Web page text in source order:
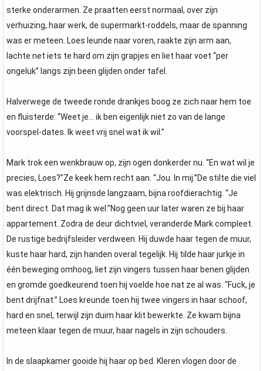
sterke onderarmen. Ze praatten eerst normaal, over zijn
verhuizing, haar werk, de supermarkt-roddels, maar de spanning
was er meteen. Loes leunde naar voren, raakte zijn arm aan,
lachte net iets te hard om zijn grapjes en liet haar voet “per
ongeluk” langs zijn been glijden onder tafel.
Halverwege de tweede ronde drankjes boog ze zich naar hem toe
en fluisterde: “Weet je… ik ben eigenlijk niet zo van de lange
voorspel-dates. Ik weet vrij snel wat ik wil.”
Mark trok een wenkbrauw op, zijn ogen donkerder nu. “En wat wil je
precies, Loes?”Ze keek hem recht aan. “Jou. In mij.”De stilte die viel
was elektrisch. Hij grijnsde langzaam, bijna roofdierachtig. “Je
bent direct. Dat mag ik wel.”Nog geen uur later waren ze bij haar
appartement. Zodra de deur dichtviel, veranderde Mark compleet.
De rustige bedrijfsleider verdween. Hij duwde haar tegen de muur,
kuste haar hard, zijn handen overal tegelijk. Hij tilde haar jurkje in
één beweging omhoog, liet zijn vingers tussen haar benen glijden
en gromde goedkeurend toen hij voelde hoe nat ze al was. “Fuck, je
bent drijfnat.” Loes kreunde toen hij twee vingers in haar schoof,
hard en snel, terwijl zijn duim haar klit bewerkte. Ze kwam bijna
meteen klaar tegen de muur, haar nagels in zijn schouders.
In de slaapkamer gooide hij haar op bed. Kleren vlogen door de